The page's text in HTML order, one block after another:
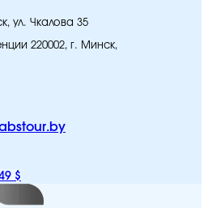
ул. Чкалова 35
220002, г. Минск,
$